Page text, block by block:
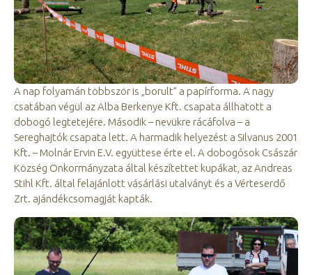
A nap folyamán többször is „borult” a papírforma. A nagy
csatában végül az Alba Berkenye Kft. csapata állhatott a
dobogó legtetejére. Második – nevükre rácáfolva – a
Sereghajtók csapata lett. A harmadik helyezést a Silvanus 2001
Kft. – Molnár Ervin E.V. együttese érte el. A dobogósok Császár
Község Önkormányzata által készítettet kupákat, az Andreas
Stihl Kft. által felajánlott vásárlási utalványt és a Vérteserdő
Zrt. ajándékcsomagját kapták.